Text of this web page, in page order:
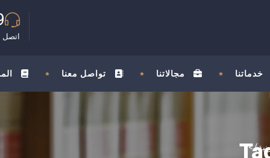
اتصل
خدماتنا مجالاتنا تواصل معنا
>